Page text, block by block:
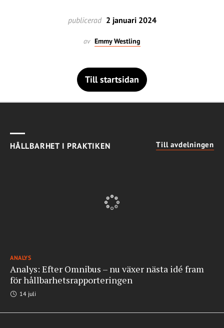
publicerad 2 januari 2024
av Emmy Westling
Till startsidan
HÅLLBARHET I PRAKTIKEN Till avdelningen
ANALYS
Analys: Efter Omnibus – nu växer nästa idé fram
för hållbarhetsrapporteringen
14 juli